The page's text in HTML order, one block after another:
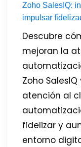
Zoho SalesIQ:
impulsar
Descubre
mejoran la
Zoho
atención al
fidelizar y
entorno